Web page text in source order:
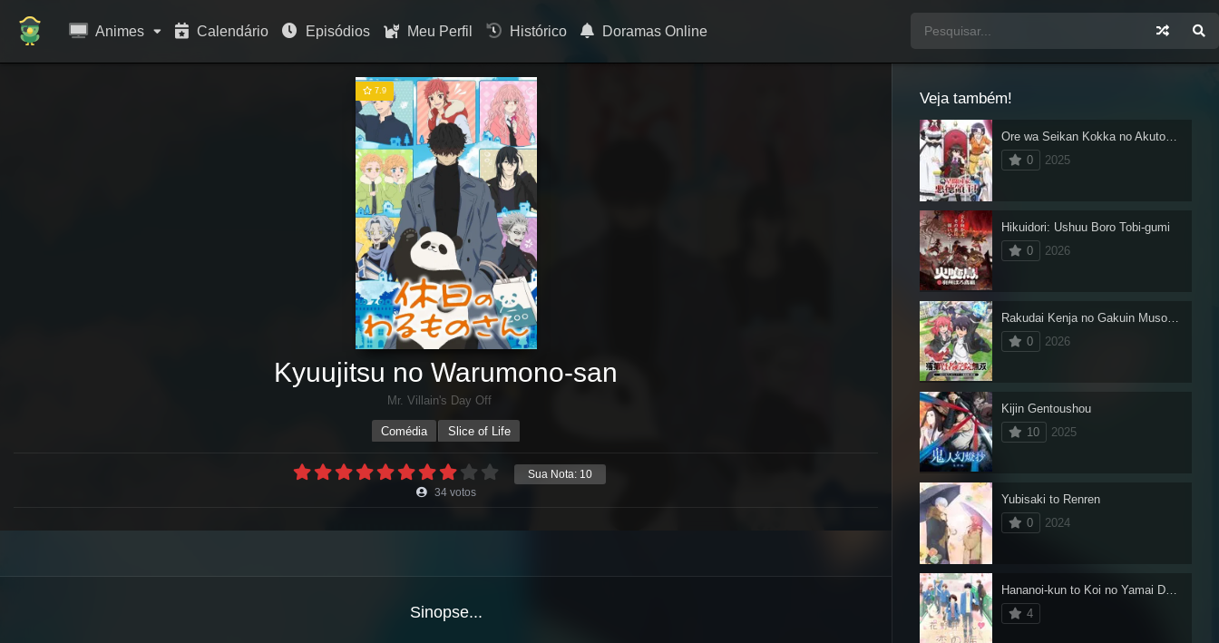
Animes Calendário Episódios Meu Perfil Histórico Doramas Online
7.9
Kyuujitsu no Warumono-san
Mr. Villain's Day Off
Comédia Slice of Life
Sua Nota: 10
34 votos
Sinopse...
Veja também!
Ore wa Seikan Kokka no Akutoku Ryoushu!
0
2025
Hikuidori: Ushuu Boro Tobi-gumi
0
2026
Rakudai Kenja no Gakuin Musou: Nidome no Tensei, S-Rank Cheat Majutsushi Boukenroku
0
2026
Kijin Gentoushou
10
2025
Yubisaki to Renren
0
2024
Hananoi-kun to Koi no Yamai Dublado
4